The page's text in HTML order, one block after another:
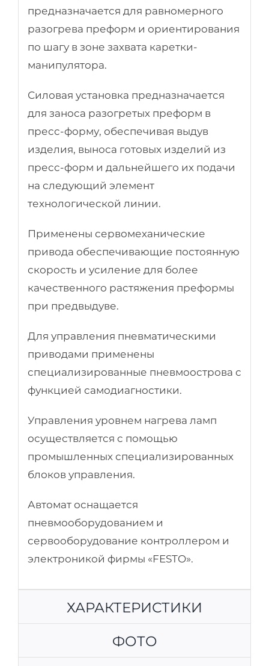
предназначается для равномерного
разогрева преформ и ориентирования
по шагу в зоне захвата каретки-
манипулятора.
Силовая установка предназначается
для заноса разогретых преформ в
пресс-форму, обеспечивая выдув
изделия, выноса готовых изделий из
пресс-форм и дальнейшего их подачи
на следующий элемент
технологической линии.
Применены сервомеханические
привода обеспечивающие постоянную
скорость и усиление для более
качественного растяжения преформы
при предвыдуве.
Для управления пневматическими
приводами применены
специализированные пневмоострова с
функцией самодиагностики.
Управления уровнем нагрева ламп
осуществляется с помощью
промышленных специализированных
блоков управления.
Автомат оснащается
пневмооборудованием и
сервооборудование контроллером и
электроникой фирмы «FESTO».
ХАРАКТЕРИСТИКИ
ФОТО